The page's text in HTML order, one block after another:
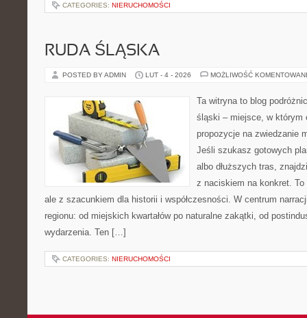
CATEGORIES: NIERUCHOMOŚCI
RUDA ŚLĄSKA
POSTED BY ADMIN LUT - 4 - 2026 MOŻLIWOŚĆ
Ta witryna to blog
śląski – miejsce, w którym
propozycje na zwiedzanie
Jeśli szukasz gotowych
albo dłuższych tras,
z naciskiem na konkret.
ale z szacunkiem dla historii i współczesności. W centrum
regionu: od miejskich kwartałów po naturalne zakątki, od
wydarzenia. Ten […]
CATEGORIES: NIERUCHOMOŚCI